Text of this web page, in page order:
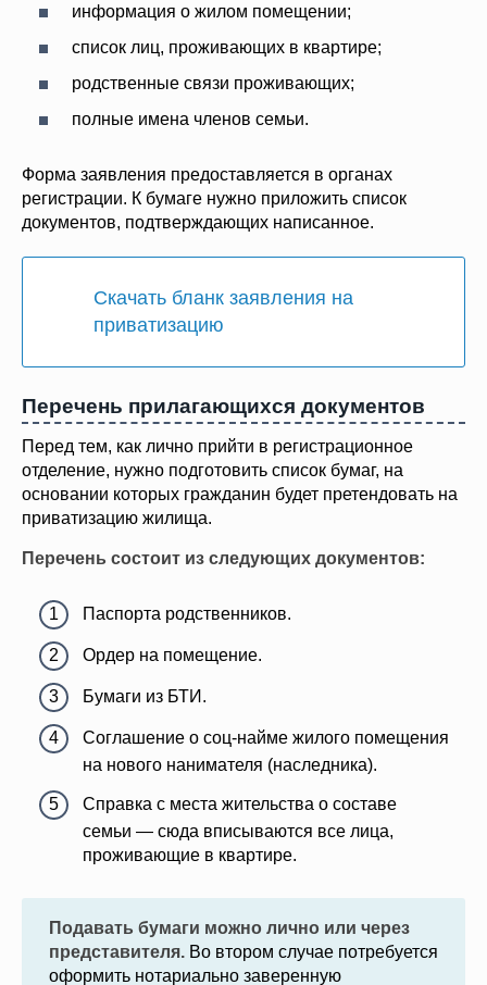
информация о жилом помещении;
список лиц, проживающих в квартире;
родственные связи проживающих;
полные имена членов семьи.
Форма заявления предоставляется в органах
регистрации. К бумаге нужно приложить список
документов, подтверждающих написанное.
Скачать бланк заявления на
приватизацию
Перечень прилагающихся документов
Перед тем, как лично прийти в регистрационное
отделение, нужно подготовить список бумаг, на
основании которых гражданин будет претендовать на
приватизацию жилища.
Перечень состоит из следующих документов:
Паспорта родственников.
Ордер на помещение.
Бумаги из БТИ.
Соглашение о соц-найме жилого помещения
на нового нанимателя (наследника).
Справка с места жительства о составе
семьи — сюда вписываются все лица,
проживающие в квартире.
Подавать бумаги можно лично или через
представителя. Во втором случае потребуется
оформить нотариально заверенную